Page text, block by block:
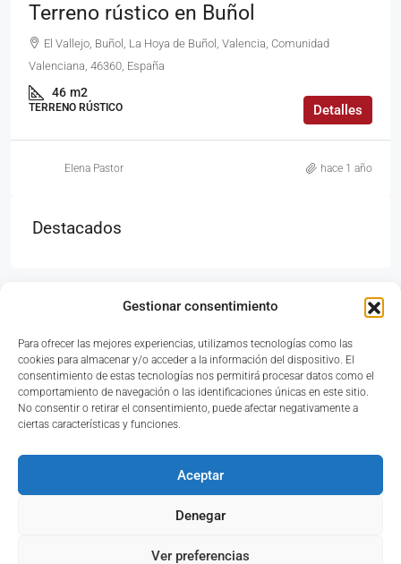
Gestionar consentimiento
Para ofrecer las mejores experiencias, utilizamos tecnologías como las
cookies para almacenar y/o acceder a la información del dispositivo. El
consentimiento de estas tecnologías nos permitirá procesar datos como el
comportamiento de navegación o las identificaciones únicas en este sitio.
No consentir o retirar el consentimiento, puede afectar negativamente a
ciertas características y funciones.
Aceptar
Denegar
Ver preferencias
Terreno rústico en Buñol
El Vallejo, Buñol, La Hoya de Buñol, Valencia, Comunidad
Valenciana, 46360, España
46 m2
TERRENO RÚSTICO Detalles
Elena Pastor hace 1 año
Destacados
Avinguda del País Valencià, 33, Bajo, 46117 Bétera,
Valencia
Reseñas